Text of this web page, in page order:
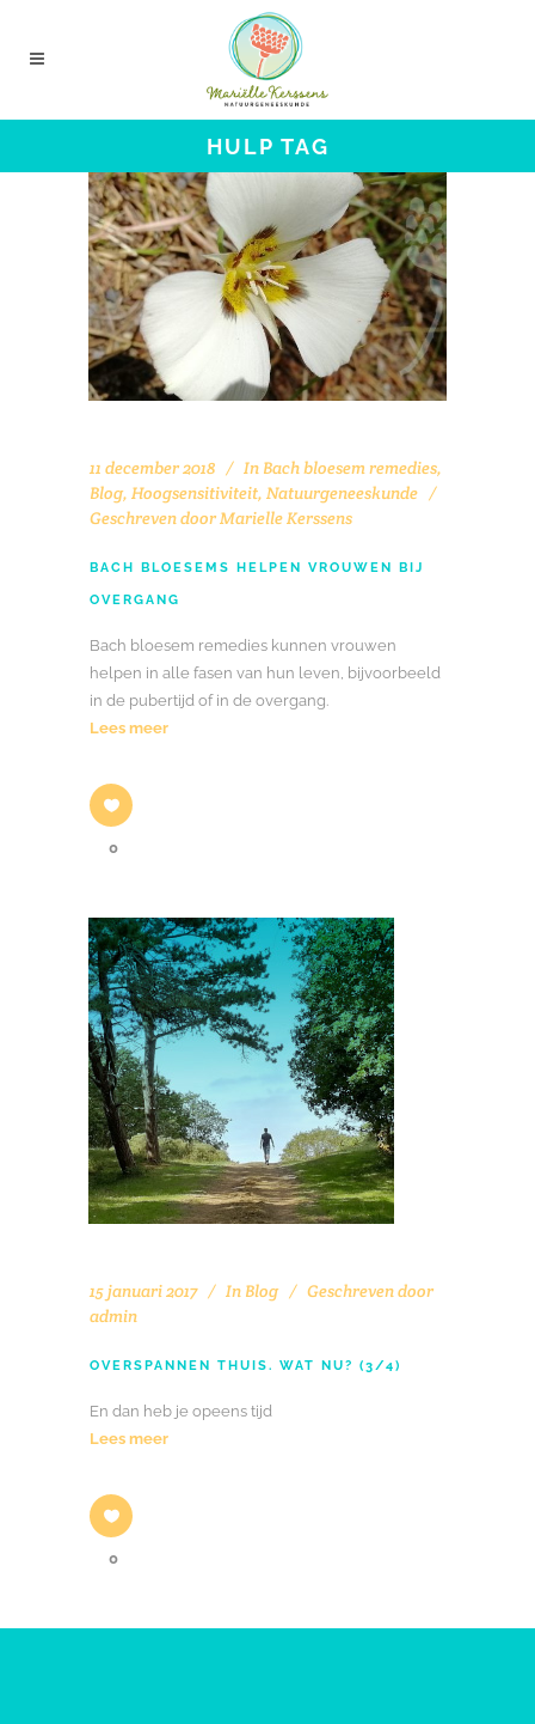
HULP TAG
11 december 2018 In Bach bloesem remedies,
Blog, Hoogsensitiviteit, Natuurgeneeskunde
Geschreven doorMarielle Kerssens
BACH BLOESEMS HELPEN VROUWEN BIJ
OVERGANG
Bach bloesem remedies kunnen vrouwen
helpen in alle fasen van hun leven, bijvoorbeeld
in de pubertijd of in de overgang.
Lees meer
0
15 januari 2017 In Blog
Geschreven door
admin
OVERSPANNEN THUIS. WAT NU? (3/4)
En dan heb je opeens tijd
Lees meer
0